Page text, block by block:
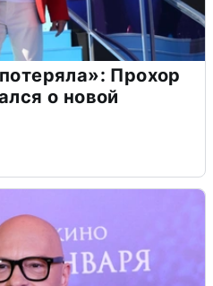
Прохор
о новой